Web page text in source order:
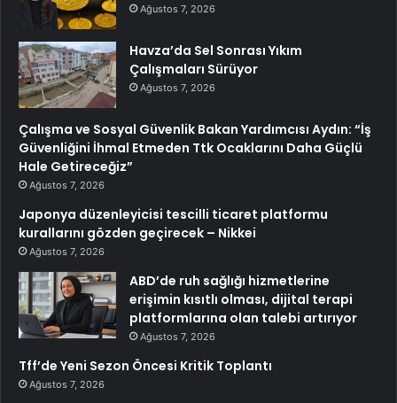
Ağustos 7, 2026
Havza’da Sel Sonrası Yıkım
Çalışmaları Sürüyor
Ağustos 7, 2026
Çalışma ve Sosyal Güvenlik Bakan Yardımcısı Aydın: “İş
Güvenliğini İhmal Etmeden Ttk Ocaklarını Daha Güçlü
Hale Getireceğiz”
Ağustos 7, 2026
Japonya düzenleyicisi tescilli ticaret platformu
kurallarını gözden geçirecek – Nikkei
Ağustos 7, 2026
ABD’de ruh sağlığı hizmetlerine
erişimin kısıtlı olması, dijital terapi
platformlarına olan talebi artırıyor
Ağustos 7, 2026
Tff’de Yeni Sezon Öncesi Kritik Toplantı
Ağustos 7, 2026